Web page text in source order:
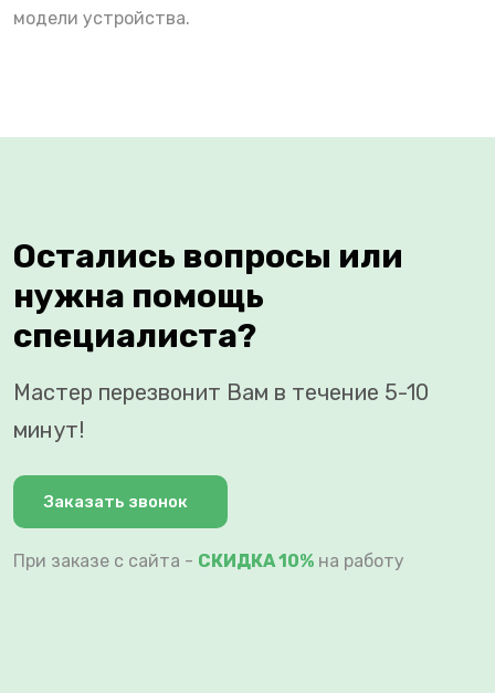
модели устройства.
Остались вопросы или
нужна помощь
специалиста?
Мастер перезвонит Вам в течение 5-10
минут!
Заказать звонок
При заказе с сайта - СКИДКА 10% на работу